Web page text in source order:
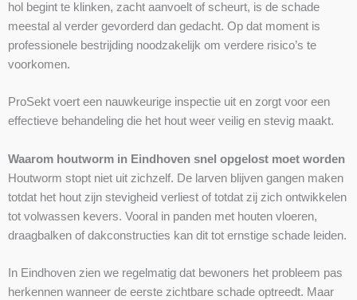
hol begint te klinken, zacht aanvoelt of scheurt, is de schade
meestal al verder gevorderd dan gedacht. Op dat moment is
professionele bestrijding noodzakelijk om verdere risico’s te
voorkomen.
ProSekt voert een nauwkeurige inspectie uit en zorgt voor een
effectieve behandeling die het hout weer veilig en stevig maakt.
Waarom houtworm in Eindhoven snel opgelost moet worden
Houtworm stopt niet uit zichzelf. De larven blijven gangen maken
totdat het hout zijn stevigheid verliest of totdat zij zich ontwikkelen
tot volwassen kevers. Vooral in panden met houten vloeren,
draagbalken of dakconstructies kan dit tot ernstige schade leiden.
In Eindhoven zien we regelmatig dat bewoners het probleem pas
herkennen wanneer de eerste zichtbare schade optreedt. Maar